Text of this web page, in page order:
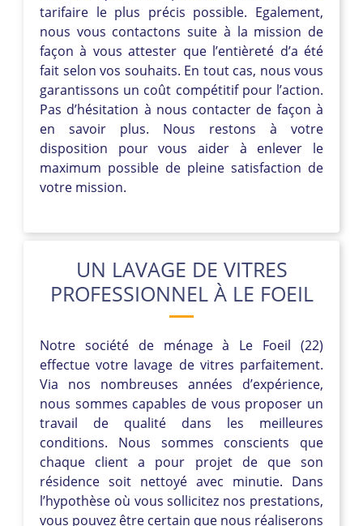
tarifaire le plus précis possible. Egalement,
nous vous contactons suite à la mission de
façon à vous attester que l’entièreté d’a été
fait selon vos souhaits. En tout cas, nous vous
garantissons un coût compétitif pour l’action.
Pas d’hésitation à nous contacter de façon à
en savoir plus. Nous restons à votre
disposition pour vous aider à enlever le
maximum possible de pleine satisfaction de
votre mission.
UN LAVAGE DE VITRES
PROFESSIONNEL À LE FOEIL
Notre société de ménage à Le Foeil (22)
effectue votre lavage de vitres parfaitement.
Via nos nombreuses années d’expérience,
nous sommes capables de vous proposer un
travail de qualité dans les meilleures
conditions. Nous sommes conscients que
chaque client a pour projet de que son
résidence soit nettoyé avec minutie. Dans
l’hypothèse où vous sollicitez nos prestations,
vous pouvez être certain que nous réaliserons